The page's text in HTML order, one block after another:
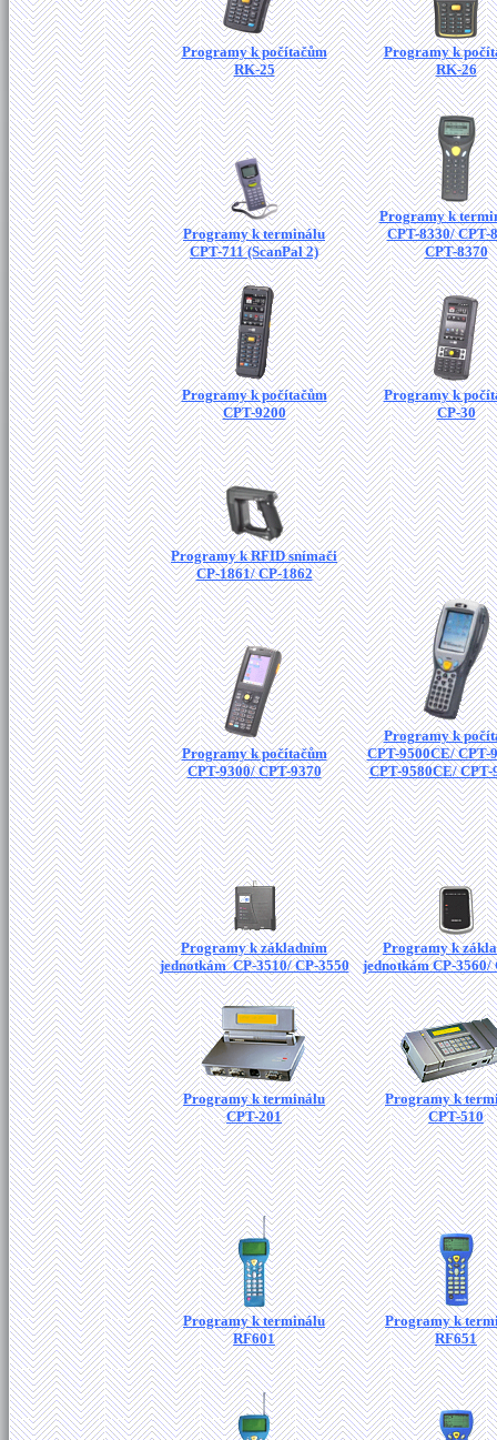
Programy k počítačům
RK-25
Programy k
RK-26
Programy k terminálu
CPT-711 (ScanPal 2)
Programy k
CPT-8330/ CPT-
CPT-8370
Programy k počítačům
CPT-9200
Programy k
CP-30
Programy k RFID snímači
CP-1861/ CP-1862
Programy k počítačům
CPT-9300/ CPT-9370
Programy k
CPT-9500CE/ CPT-
CPT-9580CE/ CPT-
Programy k základním
jednotkám CP-3510/ CP-3550
Programy k
jednotkám CP-3560/
Programy k terminálu
CPT-201
Programy k
CPT-510
Programy k terminálu
RF601
Programy k
RF651